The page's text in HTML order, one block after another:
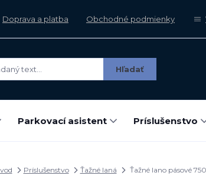
Doprava a platba Obchodné podmienky
Hľadať
Parkovací asistent Príslušenstvo
Príslušenstvo Ťažné laná Ťažné lano pásové